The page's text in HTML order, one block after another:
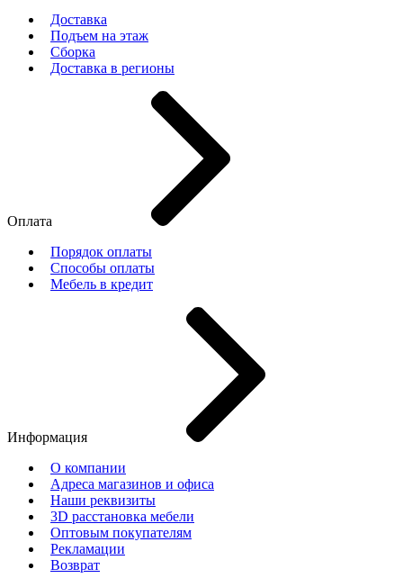
Доставка
Подъем на этаж
Сборка
Доставка в регионы
Оплата
Порядок оплаты
Способы оплаты
Мебель в кредит
Информация
О компании
Адреса магазинов и офиса
Наши реквизиты
3D расстановка мебели
Оптовым покупателям
Рекламации
Возврат